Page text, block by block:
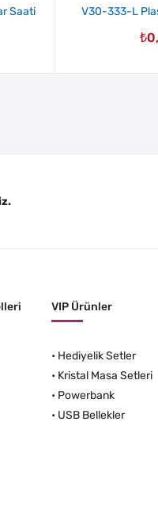
Saati V30-333-L
₺
VIP Ürünler
• Hediyelik Setler
• Kristal Masa Setleri
• Powerbank
• USB Bellekler